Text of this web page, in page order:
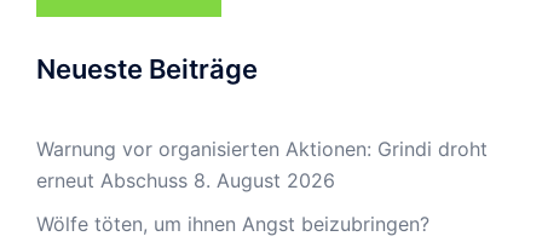
Neueste Beiträge
Warnung vor organisierten Aktionen: Grindi droht
erneut Abschuss 8. August 2026
Wölfe töten, um ihnen Angst beizubringen?